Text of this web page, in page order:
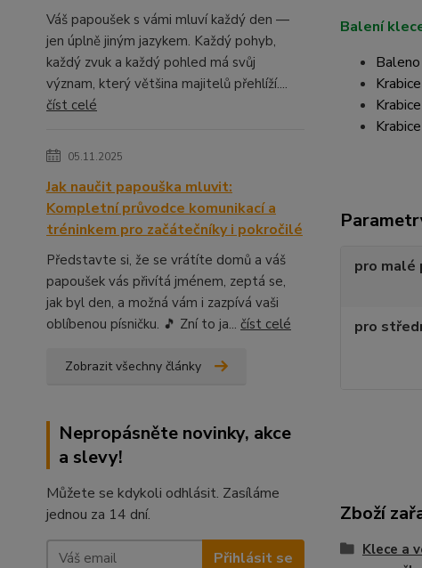
Váš papoušek s vámi mluví každý den —
jen úplně jiným jazykem. Každý pohyb,
každý zvuk a každý pohled má svůj
význam, který většina majitelů přehlíží....
číst celé
05.11.2025
Jak naučit papouška mluvit:
Kompletní průvodce komunikací a
tréninkem pro začátečníky i pokročilé
Představte si, že se vrátíte domů a váš
papoušek vás přivítá jménem, zeptá se,
jak byl den, a možná vám i zazpívá vaši
oblíbenou písničku. 🎵 Zní to ja... číst celé
Zobrazit všechny články
Nepropásněte novinky, akce
a slevy!
Můžete se kdykoli odhlásit. Zasíláme
jednou za 14 dní.
Přihlásit se
Balení
pro malé
pro
Zboží
Klece a